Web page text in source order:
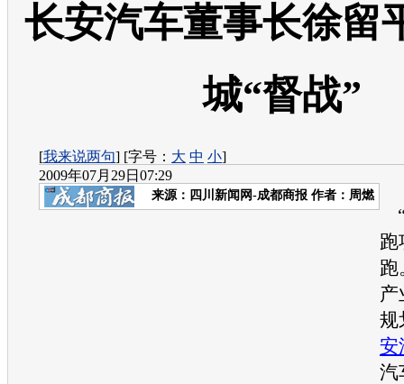
长安汽车董事长徐留
城“督战”
[我来说两句] [字号： 大 中 小]
2009年07月29日07:29
来源： 四川新闻网-成都商报 作者：周燃
跑
跑
产
规
安
汽